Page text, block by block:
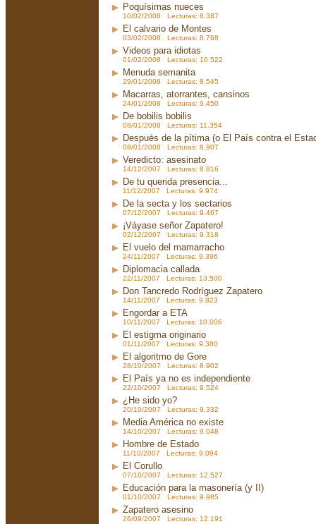
Poquísimas nueces
10/02/2008 Lecturas: 8.387
El calvario de Montes
03/02/2008 Lecturas: 8.768
Videos para idiotas
01/02/2008 Lecturas: 10.522
Menuda semanita
29/01/2008 Lecturas: 8.545
Macarras, atorrantes, cansinos
24/01/2008 Lecturas: 9.450
De bobilis bobilis
08/01/2008 Lecturas: 11.354
Después de la pítima (o El País contra el
08/01/2008 Lecturas: 8.907
Veredicto: asesinato
14/12/2007 Lecturas: 8.816
De tu querida presencia...
11/12/2007 Lecturas: 9.974
De la secta y los sectarios
07/12/2007 Lecturas: 9.467
¡Váyase señor Zapatero!
02/12/2007 Lecturas: 9.318
El vuelo del mamarracho
24/11/2007 Lecturas: 9.396
Diplomacia callada
22/11/2007 Lecturas: 13.500
Don Tancredo Rodríguez Zapatero
14/11/2007 Lecturas: 9.823
Engordar a ETA
10/11/2007 Lecturas: 10.006
El estigma originario
01/11/2007 Lecturas: 9.380
El algoritmo de Gore
28/10/2007 Lecturas: 8.902
El País ya no es independiente
22/10/2007 Lecturas: 9.524
¿He sido yo?
20/10/2007 Lecturas: 9.332
Media América no existe
14/10/2007 Lecturas: 9.048
Hombre de Estado
11/10/2007 Lecturas: 9.094
El Corullo
07/10/2007 Lecturas: 12.527
Educación para la masonería (y II)
01/10/2007 Lecturas: 9.985
Zapatero asesino
26/09/2007 Lecturas: 12.191